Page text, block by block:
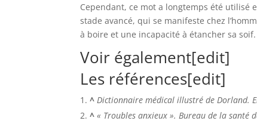
Cependant, ce mot a longtemps été utilisé
stade avancé, qui se manifeste chez
à boire et une incapacité à étancher sa soif.
Voir également[edit]
Les références[edit]
^ Dictionnaire médical illustré de Dorland.
^ « Troubles anxieux ». Bureau de la santé